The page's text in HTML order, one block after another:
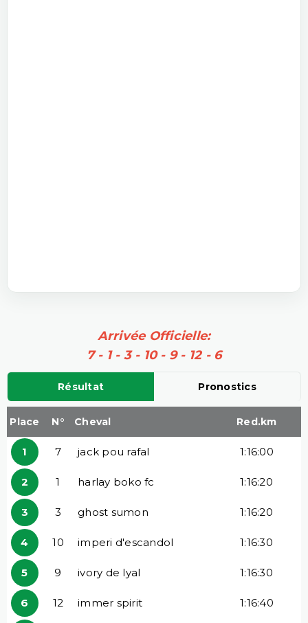
Arrivée Officielle:
7 - 1 - 3 - 10 - 9 - 12 - 6
Résultat Pronostics
Place N° Cheval Red.km
1 7 jack pou rafal 1:16:00
2 1 harlay boko fc 1:16:20
3 3 ghost sumon 1:16:20
4 10 imperi d'escandol 1:16:30
5 9 ivory de lyal 1:16:30
6 12 immer spirit 1:16:40